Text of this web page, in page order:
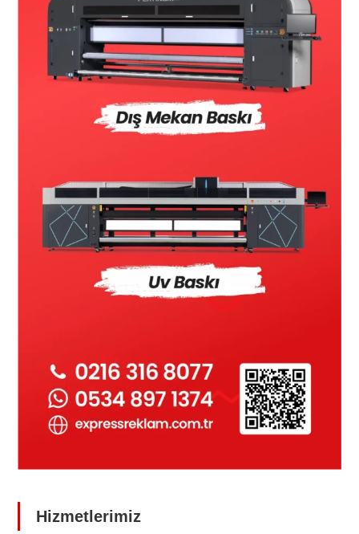
Hizmetlerimiz